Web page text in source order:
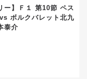
ー】Ｆ１ 第10節 ペス
ボルクバレット北九
泰介